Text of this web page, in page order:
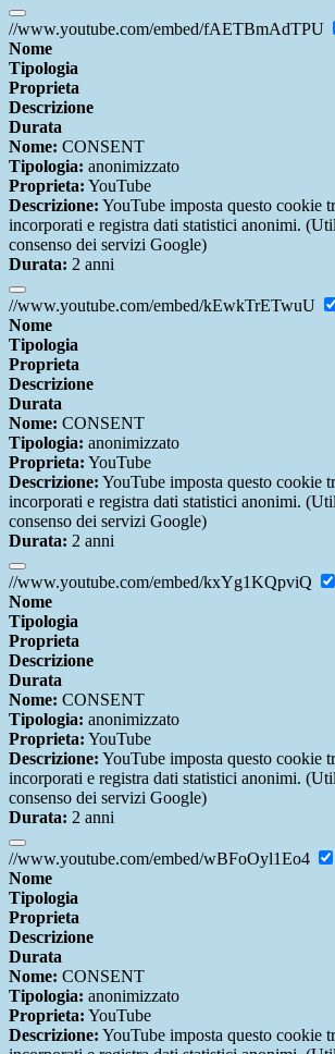
//www.youtube.com/embed/fAETBmAdTPU
Nome
Tipologia
Proprieta
Descrizione
Durata
Nome: CONSENT
Tipologia: anonimizzato
Proprieta: YouTube
Descrizione: YouTube imposta questo cookie
incorporati e registra dati statistici anonimi.
consenso dei servizi Google)
Durata: 2 anni
//www.youtube.com/embed/kEwkTrETwuU
Nome
Tipologia
Proprieta
Descrizione
Durata
Nome: CONSENT
Tipologia: anonimizzato
Proprieta: YouTube
Descrizione: YouTube imposta questo cookie
incorporati e registra dati statistici anonimi.
consenso dei servizi Google)
Durata: 2 anni
//www.youtube.com/embed/kxYg1KQpviQ
Nome
Tipologia
Proprieta
Descrizione
Durata
Nome: CONSENT
Tipologia: anonimizzato
Proprieta: YouTube
Descrizione: YouTube imposta questo cookie
incorporati e registra dati statistici anonimi.
consenso dei servizi Google)
Durata: 2 anni
//www.youtube.com/embed/wBFoOyl1Eo4
Nome
Tipologia
Proprieta
Descrizione
Durata
Nome: CONSENT
Tipologia: anonimizzato
Proprieta: YouTube
Descrizione: YouTube imposta questo cookie